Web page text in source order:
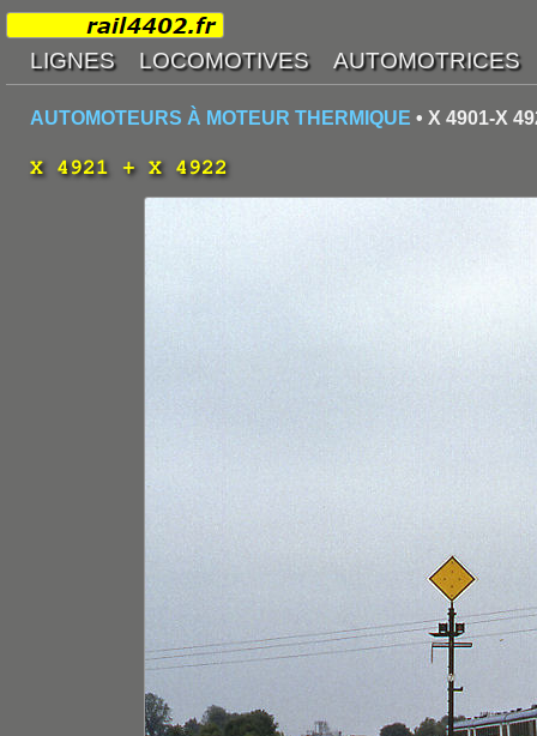
AUTOMOTEURS À MOTEUR THERMIQUE • X 4901-X
X 4921 + X 4922